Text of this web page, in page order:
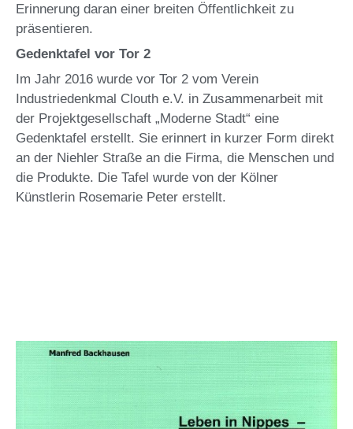
Erinnerung daran einer breiten Öffentlichkeit zu
präsentieren.
Gedenktafel vor Tor 2
Im Jahr 2016 wurde vor Tor 2 vom Verein
Industriedenkmal Clouth e.V. in Zusammenarbeit mit
der Projektgesellschaft „Moderne Stadt“ eine
Gedenktafel erstellt. Sie erinnert in kurzer Form direkt
an der Niehler Straße an die Firma, die Menschen und
die Produkte. Die Tafel wurde von der Kölner
Künstlerin Rosemarie Peter erstellt.